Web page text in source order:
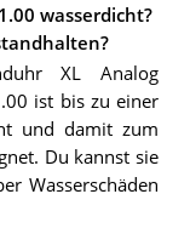
wasserdicht?
XL Analog
ist bis zu einer
und damit zum
Du kannst sie
Wasserschäden